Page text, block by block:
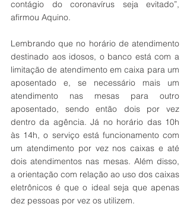
contágio do coronavírus seja evitado”,
afirmou Aquino.
Lembrando que no horário de atendimento
destinado aos idosos, o banco está com a
limitação de atendimento em caixa para um
aposentado e, se necessário mais um
atendimento nas mesas para outro
aposentado, sendo então dois por vez
dentro da agência. Já no horário das 10h
às 14h, o serviço está funcionamento com
um atendimento por vez nos caixas e até
dois atendimentos nas mesas. Além disso,
a orientação com relação ao uso dos caixas
eletrônicos é que o ideal seja que apenas
dez pessoas por vez os utilizem.